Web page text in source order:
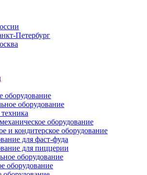
Петербург
оборудование
оборудование
оборудование
и кондитерское оборудование
для фаст-фуда
для пиццерии
оборудование
оборудование